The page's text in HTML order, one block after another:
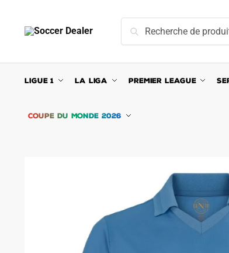
navigation
content
pour :
Recherche
LIGUE 1 LA LIGA PREMIER LEAGUE
COUPE DU MONDE 2026